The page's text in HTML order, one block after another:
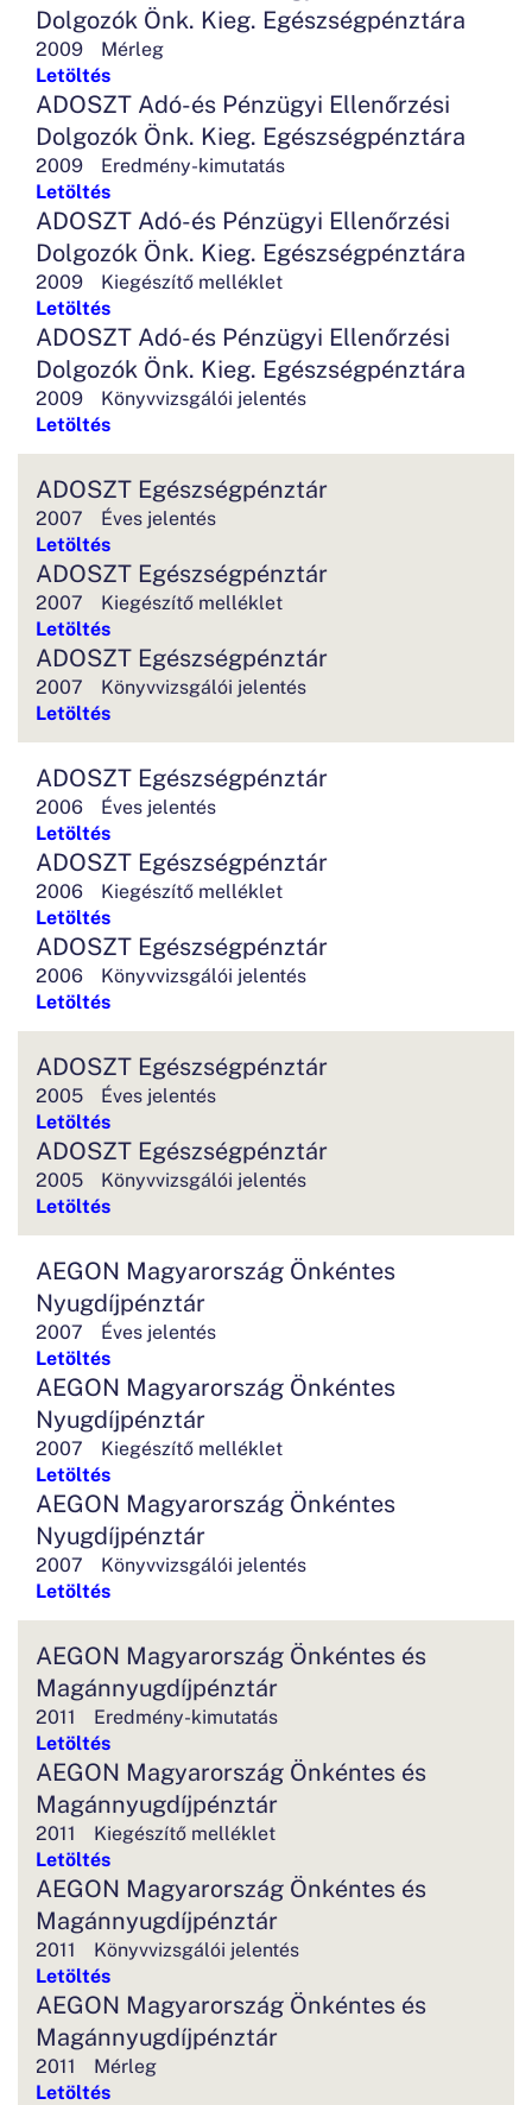
Dolgozók Önk. Kieg. Egészségpénztára
2009
Mérleg
Letöltés
ADOSZT Adó-és Pénzügyi Ellenőrzési
Dolgozók Önk. Kieg. Egészségpénztára
2009
Eredmény-kimutatás
Letöltés
ADOSZT Adó-és Pénzügyi Ellenőrzési
Dolgozók Önk. Kieg. Egészségpénztára
2009
Kiegészítő melléklet
Letöltés
ADOSZT Adó-és Pénzügyi Ellenőrzési
Dolgozók Önk. Kieg. Egészségpénztára
2009
Könyvvizsgálói jelentés
Letöltés
ADOSZT Egészségpénztár
2007
Éves jelentés
Letöltés
ADOSZT Egészségpénztár
2007
Kiegészítő melléklet
Letöltés
ADOSZT Egészségpénztár
2007
Könyvvizsgálói jelentés
Letöltés
ADOSZT Egészségpénztár
2006
Éves jelentés
Letöltés
ADOSZT Egészségpénztár
2006
Kiegészítő melléklet
Letöltés
ADOSZT Egészségpénztár
2006
Könyvvizsgálói jelentés
Letöltés
ADOSZT Egészségpénztár
2005
Éves jelentés
Letöltés
ADOSZT Egészségpénztár
2005
Könyvvizsgálói jelentés
Letöltés
AEGON Magyarország Önkéntes
Nyugdíjpénztár
2007
Éves jelentés
Letöltés
AEGON Magyarország Önkéntes
Nyugdíjpénztár
2007
Kiegészítő melléklet
Letöltés
AEGON Magyarország Önkéntes
Nyugdíjpénztár
2007
Könyvvizsgálói jelentés
Letöltés
AEGON Magyarország Önkéntes és
Magánnyugdíjpénztár
2011
Eredmény-kimutatás
Letöltés
AEGON Magyarország Önkéntes és
Magánnyugdíjpénztár
2011
Kiegészítő melléklet
Letöltés
AEGON Magyarország Önkéntes és
Magánnyugdíjpénztár
2011
Könyvvizsgálói jelentés
Letöltés
AEGON Magyarország Önkéntes és
Magánnyugdíjpénztár
2011
Mérleg
Letöltés